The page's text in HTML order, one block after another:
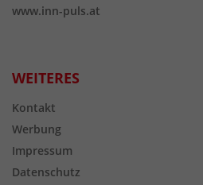
www.inn-puls.at
WEITERES
Kontakt
Werbung
Impressum
Datenschutz